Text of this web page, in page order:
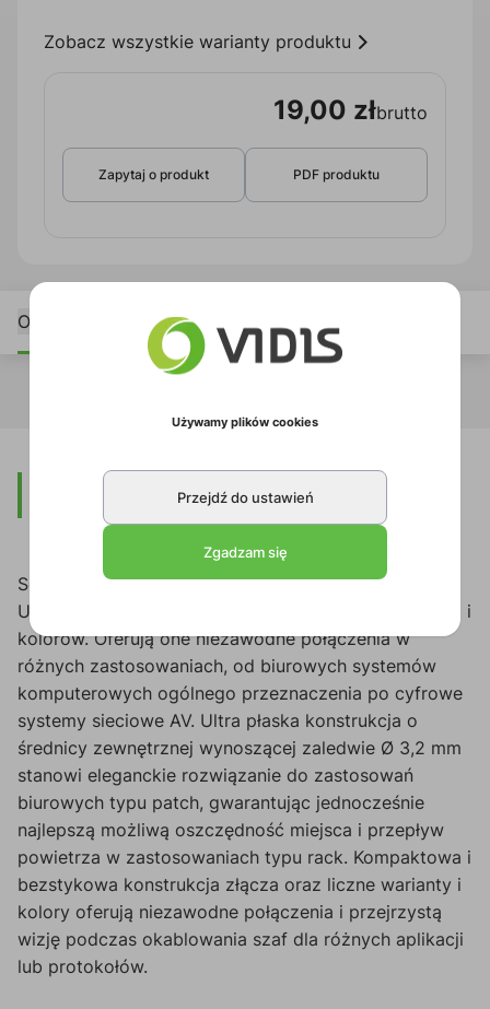
Zobacz wszystkie warianty produktu
19,00 złbrutto
Zapytaj o produkt PDF produktu
Opis Specyfikacja
Seria CSD560 to seria ultra cienkich kabli CAT6A
U/UTP, które są dostępne w szerokiej gamie długości i
kolorów. Oferują one niezawodne połączenia w
różnych zastosowaniach, od biurowych systemów
komputerowych ogólnego przeznaczenia po cyfrowe
systemy sieciowe AV. Ultra płaska konstrukcja o
średnicy zewnętrznej wynoszącej zaledwie Ø 3,2 mm
stanowi eleganckie rozwiązanie do zastosowań
biurowych typu patch, gwarantując jednocześnie
najlepszą możliwą oszczędność miejsca i przepływ
powietrza w zastosowaniach typu rack. Kompaktowa i
bezstykowa konstrukcja złącza oraz liczne warianty i
kolory oferują niezawodne połączenia i przejrzystą
wizję podczas okablowania szaf dla różnych aplikacji
lub protokołów.
Używamy plików cookies
Przejdź do ustawień
Zgadzam się